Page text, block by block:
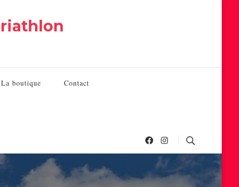
La boutique Contact